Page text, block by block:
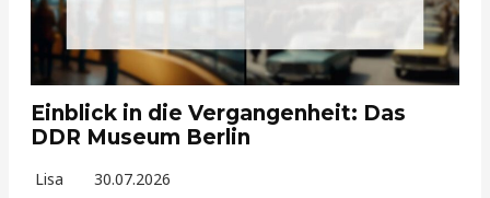
Einblick in die Vergangenheit: Das
DDR Museum Berlin
Lisa 30.07.2026